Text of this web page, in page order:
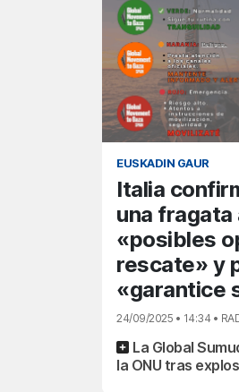
EUSKADIN GAUR
Italia
una fragata
«posibles
rescate» y
«garantice
24/09/2025 • 14:34 •
La Global
la ONU tras